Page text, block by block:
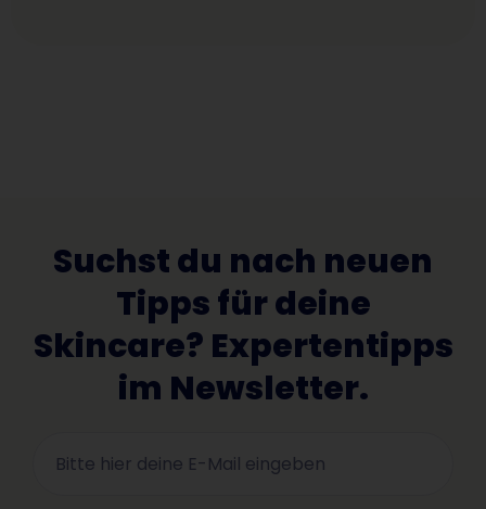
Suchst du nach neuen
Tipps für deine
Skincare? Expertentipps
im Newsletter.